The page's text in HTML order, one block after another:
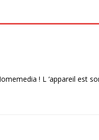
! L ‘appareil est